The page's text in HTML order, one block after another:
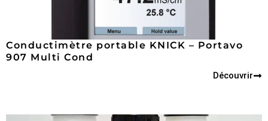
Conductimètre portable KNICK – Portavo
907 Multi Cond
Découvrir